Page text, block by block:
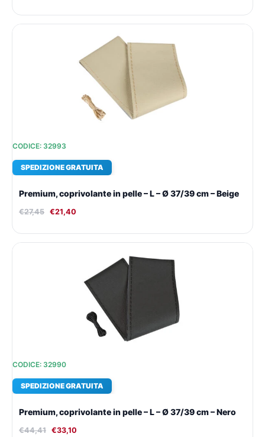
CODICE: 32993
SPEDIZIONE GRATUITA
Premium, coprivolante in pelle – L – Ø 37/39 cm – Beige
€27,45 €21,40
attuale
è:
€21,40.
CODICE: 32990
SPEDIZIONE GRATUITA
Premium, coprivolante in pelle – L – Ø 37/39 cm – Nero
€44,41 €33,10
€33,10.